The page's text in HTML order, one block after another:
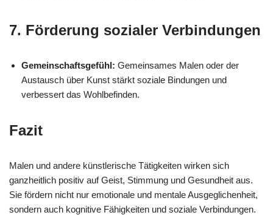
7. Förderung sozialer Verbindungen
Gemeinschaftsgefühl: Gemeinsames Malen oder der
Austausch über Kunst stärkt soziale Bindungen und
verbessert das Wohlbefinden.
Fazit
Malen und andere künstlerische Tätigkeiten wirken sich
ganzheitlich positiv auf Geist, Stimmung und Gesundheit aus.
Sie fördern nicht nur emotionale und mentale Ausgeglichenheit,
sondern auch kognitive Fähigkeiten und soziale Verbindungen.